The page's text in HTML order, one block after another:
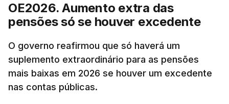
OE2026. Aumento extra das
pensões só se houver excedente
O governo reafirmou que só haverá um
suplemento extraordinário para as pensões
mais baixas em 2026 se houver um excedente
nas contas públicas.